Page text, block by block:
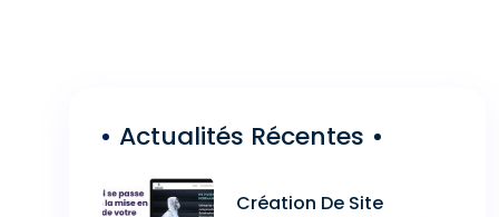
Actualités Récentes
Création De Site